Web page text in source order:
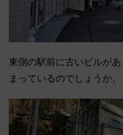
東側の駅前に古いビルが
まっているのでしょうか。